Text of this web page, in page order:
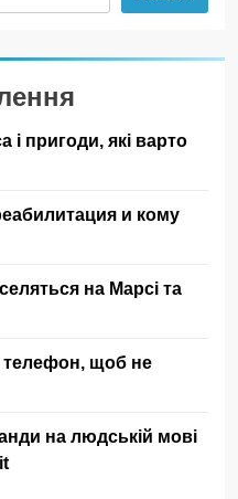
і пригоди, які варто
и кому
на Марсі та
телефон, щоб не
на людській мові